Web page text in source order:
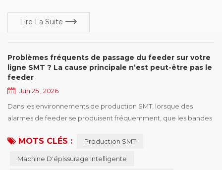
Lire La Suite
Problèmes fréquents de passage du feeder sur votre
ligne SMT ? La cause principale n’est peut-être pas le
feeder
Jun 25 , 2026
Dans les environnements de production SMT, lorsque des
alarmes de feeder se produisent fréquemment, que les bandes
les machines de placement connaissent des arrêts inattendus,
même, les paramètres de la machine ou même l’équipement
MOTS CLÉS : Production SMT
Machine D'épissurage Intelligente